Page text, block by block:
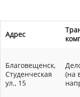
Адрес
Благовещенск,
Студенческая
ул., 15
(на